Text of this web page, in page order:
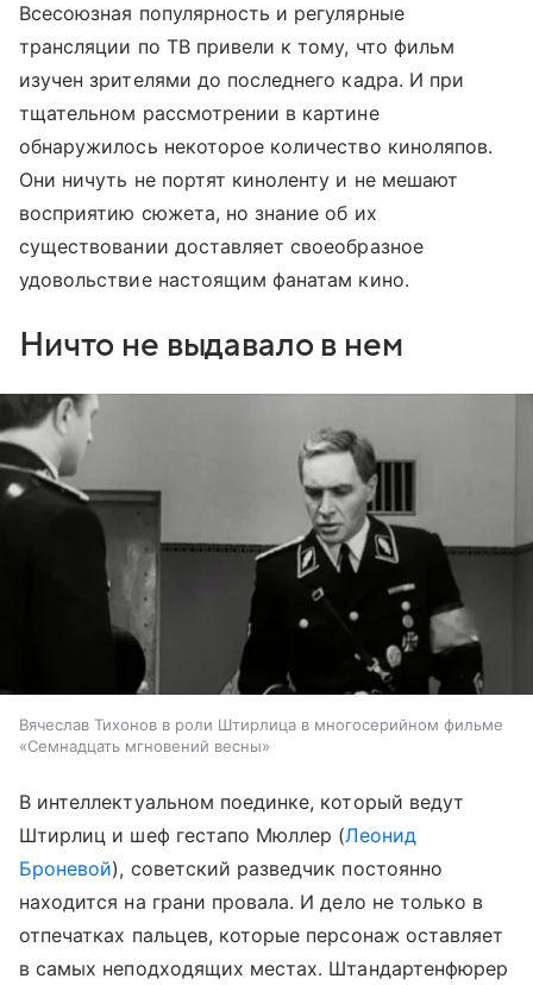
Всесоюзная популярность и регулярные
трансляции по ТВ привели к тому, что фильм
изучен зрителями до последнего кадра. И при
тщательном рассмотрении в картине
обнаружилось некоторое количество киноляпов.
Они ничуть не портят киноленту и не мешают
восприятию сюжета, но знание об их
существовании доставляет своеобразное
удовольствие настоящим фанатам кино.
Ничто не выдавало в нем
Вячеслав Тихонов в роли Штирлица в многосерийном фильме
«Семнадцать мгновений весны»
В интеллектуальном поединке, который ведут
Штирлиц и шеф гестапо Мюллер (Леонид
Броневой), советский разведчик постоянно
находится на грани провала. И дело не только в
отпечатках пальцев, которые персонаж оставляет
в самых неподходящих местах. Штандартенфюрер